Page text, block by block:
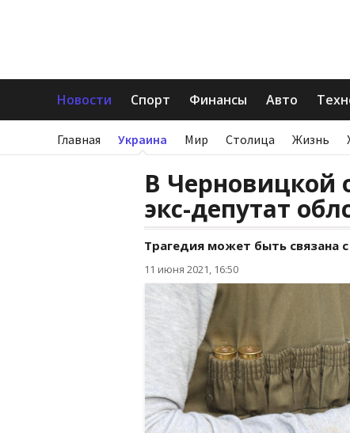
Новости Спорт Финансы Авто
Главная Украина Мир Столица Жизнь
В Черновицкой
экс-депутат
Трагедия может быть связана
11 июня 2021, 16:50